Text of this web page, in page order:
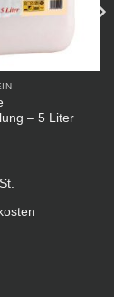
– 5 Liter